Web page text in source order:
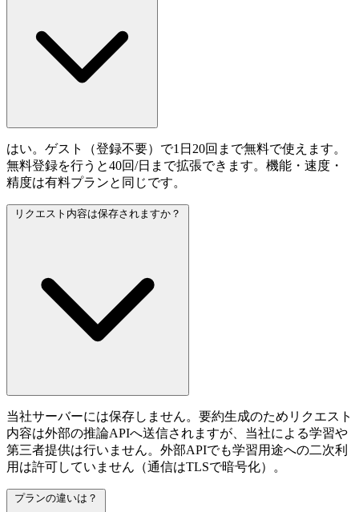
はい。ゲスト（登録不要）で1日20回まで無料で使えます。
無料登録を行うと40回/日まで拡張できます。機能・速度・
精度は有料プランと同じです。
リクエスト内容は保存されますか？
当社サーバーには保存しません。要約生成のためリクエスト
内容は外部の推論APIへ送信されますが、当社による学習や
第三者提供は行いません。外部APIでも学習用途への二次利
用は許可していません（通信はTLSで暗号化）。
プランの違いは？